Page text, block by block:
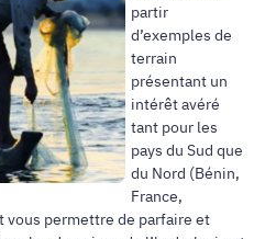
partir
d’exemples de
terrain
présentant un
intérêt avéré
tant pour les
pays du Sud que
du Nord (Bénin,
France,
permettre de parfaire et